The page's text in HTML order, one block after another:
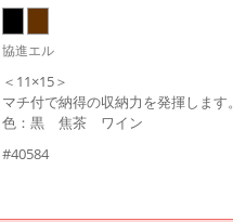
協進エル
＜11×15＞
マチ付で納得の収納力を発揮します。
色：黒 焦茶 ワイン
#40584